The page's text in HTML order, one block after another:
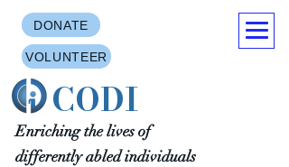
Enriching the lives of
differently abled individuals
CODI
DONATE
VOLUNTEER